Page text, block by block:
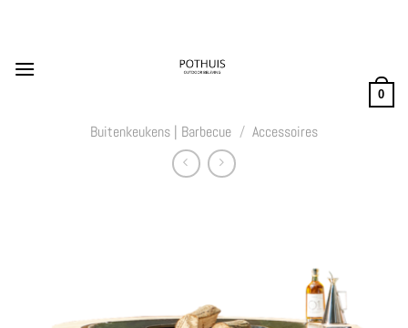
0
Buitenkeukens | Barbecue / Accessoires